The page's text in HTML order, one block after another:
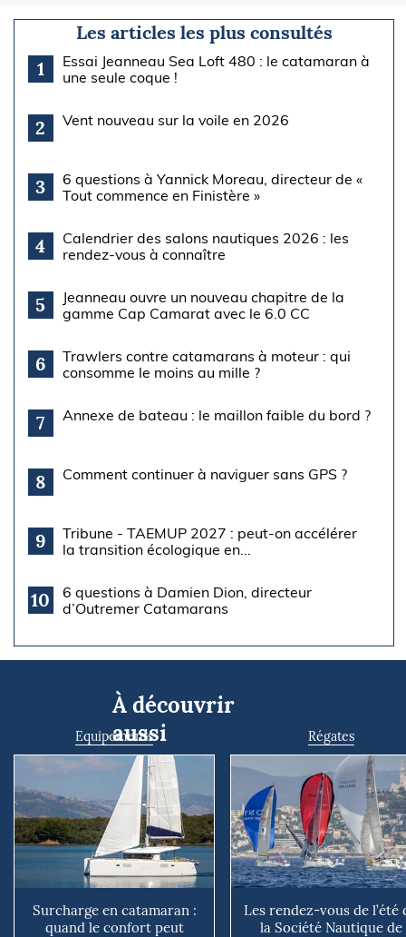
Les articles les plus consultés
1
Essai Jeanneau Sea Loft 480 : le catamaran à
une seule coque !
2 Vent nouveau sur la voile en 2026
3
6 questions à Yannick Moreau, directeur de «
Tout commence en Finistère »
4
Calendrier des salons nautiques 2026 : les
rendez-vous à connaître
5
Jeanneau ouvre un nouveau chapitre de la
gamme Cap Camarat avec le 6.0 CC
6
Trawlers contre catamarans à moteur : qui
consomme le moins au mille ?
7 Annexe de bateau : le maillon faible du bord ?
8 Comment continuer à naviguer sans GPS ?
9
Tribune - TAEMUP 2027 : peut-on accélérer
la transition écologique en...
10
6 questions à Damien Dion, directeur
d’Outremer Catamarans
À découvrir
aussi
Equipements
Surcharge en catamaran :
quand le confort peut
Régates
Les rendez-vous de l’été
la Société Nautique de